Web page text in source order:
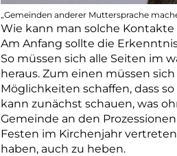
„Gemeinden anderer Muttersprache
Wie kann man solche
Am Anfang sollte die
So müssen sich alle Seiten im
heraus. Zum einen müssen
Möglichkeiten schaffen, dass
kann zunächst schauen, was
Gemeinde an den
Festen im Kirchenjahr
haben, auch zu heben.